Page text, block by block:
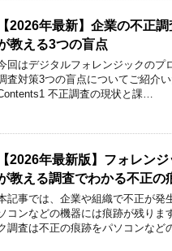
【2026年最新】企業の不正
教える3つの盲点
回はデジタルフォレンジックのプ
査対策3つの盲点についてご紹介い
不正調査の現状と課…
【2026年最新版】フォレン
教える調査でわかる不正の
記事では、企業や組織で不正が発
コンなどの機器には痕跡が残りま
調査は不正の痕跡をパソコンなど